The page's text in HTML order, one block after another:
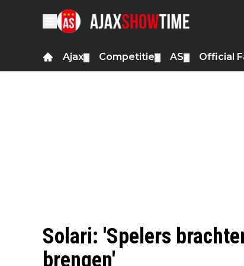
Ajax Competitie AS Official
Solari: 'Spelers
brengen'